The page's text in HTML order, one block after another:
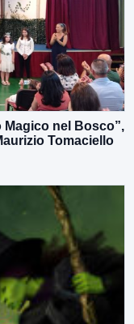
nel Bosco”,
Tomaciello